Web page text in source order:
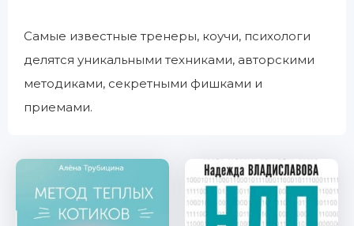
Самые известные тренеры, коучи, психологи
делятся уникальными техниками, авторскими
методиками, секретными фишками и
приемами.